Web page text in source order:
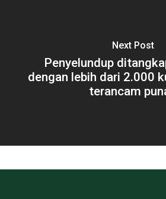
Next Post
Penyelundup
dengan lebih dari 2.000
terancam